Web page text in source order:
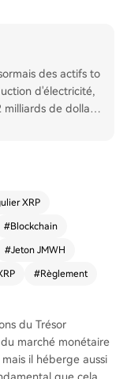
des actifs to
d'électricité,
de dollars.
convertis en je
avec
sont br
du regist
aux paiement
financiers tokenisé
que nouvelle cat
sur le registre. Cet
transactionnelle
XRP
#Blockchain
#Jeton JMWH
#Règlement
du Trésor
marché monétaire
il héberge aussi